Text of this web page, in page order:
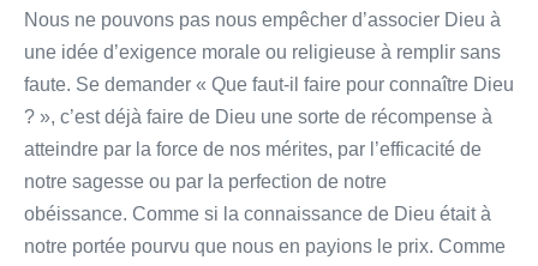
Nous ne pouvons pas nous empêcher d’associer Dieu à
une idée d’exigence morale ou religieuse à remplir sans
faute. Se demander « Que faut-il faire pour connaître Dieu
? », c’est déjà faire de Dieu une sorte de récompense à
atteindre par la force de nos mérites, par l’efficacité de
notre sagesse ou par la perfection de notre
obéissance. Comme si la connaissance de Dieu était à
notre portée pourvu que nous en payions le prix. Comme